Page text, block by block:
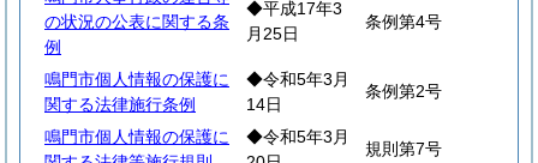
の状況の公表に関する条
例
◆平成17年3
月25日
条例第4号
鳴門市個人情報の保護に
関する法律施行条例
◆令和5年3月
14日
条例第2号
鳴門市個人情報の保護に
◆令和5年3月
規則第7号